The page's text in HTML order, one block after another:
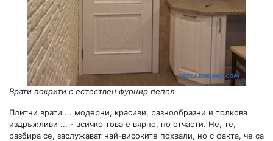
Врати покрити с естествен фурнир пепел
Плитни врати ... модерни, красиви, разнообразни и толкова
издръжливи ... - всичко това е вярно, но отчасти. Не, те,
разбира се, заслужават най-високите похвали, но с факта, че са